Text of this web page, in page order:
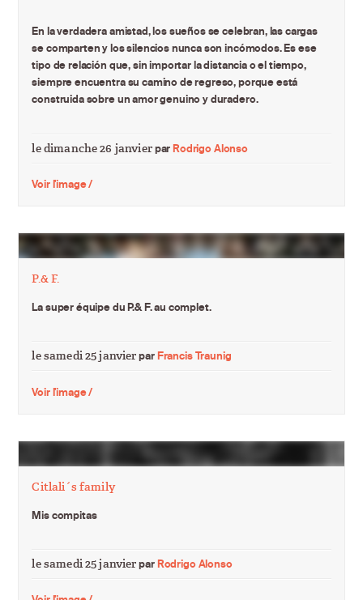
En la verdadera amistad, los sueños se celebran, las cargas
se comparten y los silencios nunca son incómodos. Es ese
tipo de relación que, sin importar la distancia o el tiempo,
siempre encuentra su camino de regreso, porque está
construida sobre un amor genuino y duradero.
le dimanche 26 janvierparRodrigo Alonso
Voir l'image /
P.& F.
La super équipe du P.& F. au complet.
le samedi 25 janvierparFrancis Traunig
Voir l'image /
Citlali´s family
Mis compitas
le samedi 25 janvierparRodrigo Alonso